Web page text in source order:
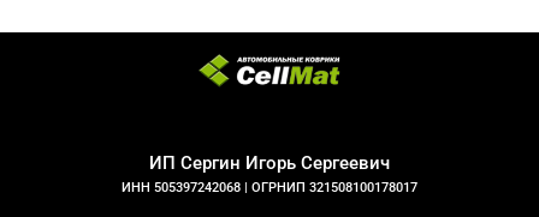
ИП Сергин Игорь Сергеевич
ИНН 505397242068 | ОГРНИП 321508100178017